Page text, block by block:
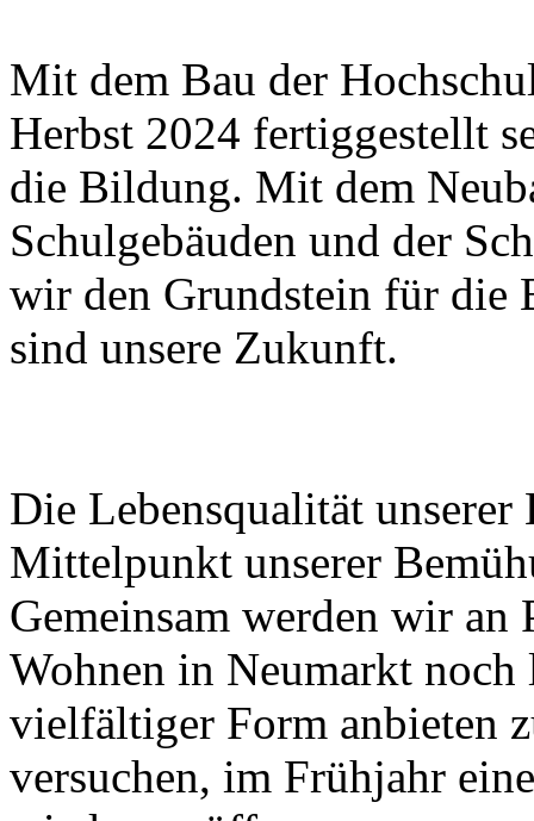
Mit dem Bau der
Herbst 2024 fertiggestellt
die Bildung. Mit dem
Schulgebäuden und der
wir den Grundstein für die
sind unsere Zukunft.
Die Lebensqualität
Mittelpunkt unserer
Gemeinsam werden wir an
Wohnen in Neumarkt noch
vielfältiger Form anbieten
versuchen, im Frühjahr